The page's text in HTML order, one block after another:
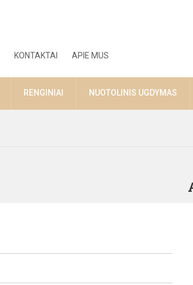
KONTAKTAI APIE MUS
RENGINIAI NUOTOLINIS UGDYMAS